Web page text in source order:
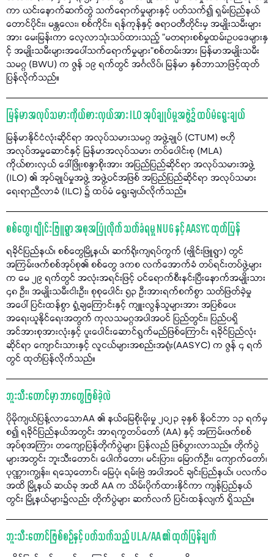
ကာ ယင်းနောက်ဆက်တွဲ သက်ရောက်မှုများနှင့် ပတ်သက်၍ ရှမ်းပြည်နယ်
တောင်ပိုင်း၊ မန္တလေး၊ စစ်ကိုင်း၊ ရန်ကုန်နှင့် ဧရာဝတီတိုင်းမှ အမျိုးသမီးများ
အား မေးမြန်းကာ လေ့လာသုံးသပ်ထားသည့် "မတရားစစ်မှုထမ်းဥပဒေများနှ
င့် အမျိုးသမီးများအပေါ်သက်ရောက်မှုများ"စစ်တမ်းအား မြန်မာအမျိုးသမီး
သမဂ္ဂ (BWU) က ဇွန် ၁၉ ရက်တွင် အင်္ဂလိပ်၊ မြန်မာ နှစ်ဘာသာဖြင့်ထုတ်
ပြန်လိုက်သည်။
မြန်မာအလုပ်သမားကိုယ်စားလှယ်အား ILO အုပ်ချုပ်မှုအဖွဲ့၌ ထပ်မံရွေးချယ်
မြန်မာနိုင်ငံလုံးဆိုင်ရာ အလုပ်သမားသမဂ္ဂ အဖွဲ့ချုပ် (CTUM) ဗဟို
အလုပ်အမှုဆောင်နှင့် မြန်မာအလုပ်သမား တပ်ပေါင်းစု (MLA)
ကိုယ်စားလှယ် ဒေါ်ဖြိုးစန္ဒာစိုးအား အပြည်ပြည်ဆိုင်ရာ အလုပ်သမားအဖွဲ့
(ILO) ၏ အုပ်ချုပ်မှုအဖွဲ့ အဖွဲ့ဝင်အဖြစ် အပြည်ပြည်ဆိုင်ရာ အလုပ်သမား
ရေးရာညီလာခံ (ILC) ၌ ထပ်မံ ရွေးချယ်လိုက်သည်။
စစ်တွေ၊ ဗျိုင်းဖြူရွာ အစုအပြုံလိုက် သတ်ခံရမှု NUG နှင့် AASYC ထုတ်ပြန်
ရခိုင်ပြည်နယ်၊ စစ်တွေမြို့နယ်၊ ဆက်ရိုးကျရပ်ကွက် (ဗျိုင်းဖြူရွာ) တွင်
အကြမ်းဖက်စစ်အုပ်စု၏ စစ်တွေ ဒကစ လက်အောက်ခံ တပ်ရင်းတပ်ဖွဲ့များ
က မေ ၂၉ ရက်တွင် အလုံးအရင်းဖြင့် ဝင်ရောက်စီးနင်းပြီးနောက်အမျိုးသား
၄၈ ဦး၊ အမျိုးသမီးငါးဦး၊ စုစုပေါင်း ၅၃ ဦးအားရက်စက်စွာ သတ်ဖြတ်ခဲ့မှု
အပေါ် ပြင်းထန်စွာ ရှုံ့ချကြောင်းနှင့် ကျူးလွန်သူများအား အပြစ်ပေး
အရေးယူနိုင်ရေးအတွက် ကုလသမဂ္ဂအပါအဝင် ပြည်တွင်း၊ ပြည်ပရှိ
အင်အားစုအားလုံးနှင့် ပူးပေါင်းဆောင်ရွက်မည်ဖြစ်ကြောင်း ရခိုင်ပြည်လုံး
ဆိုင်ရာ ကျောင်းသားနှင့် လူငယ်များအစည်းအရုံး(AASYC) က ဇွန် ၄ ရက်
တွင် ထုတ်ပြန်လိုက်သည်။
ဘူးသီးတောင်မှာ ဘာတွေဖြစ်ခဲ့လဲ
ပိုမိုကျယ်ပြန့်လာသောAA ၏ နယ်မြေစိုးမိုးမှု ၂၀၂၃ ခုနှစ် နိုဝင်ဘာ ၁၃ ရက်မှ
စ၍ ရခိုင်ပြည်နယ်အတွင်း အာရက္ခတပ်တော် (AA) နှင့် အကြမ်းဖက်စစ်
အုပ်စုအကြား တကျော့ပြန်တိုက်ပွဲများ ပြန်လည် ဖြစ်ပွားလာသည်။ တိုက်ပွဲ
များအတွင်း ဘူးသီးတောင်၊ ပေါက်တော၊ မင်းပြား၊ မြောက်ဦး၊ ကျောက်တော်၊
ပုဏ္ဏားကျွန်း၊ ရသေ့တောင်၊ မြေပုံ၊ ရမ်းဗြဲ အပါအဝင် ချင်းပြည်နယ်၊ ပလက်ဝ
အထိ မြို့နယ် ဆယ်ခု အထိ AA က သိမ်းပိုက်ထားနိုင်ကာ ကျန်ပြည်နယ်
တွင်း မြို့နယ်များ၌လည်း တိုက်ပွဲများ ဆက်လက် ပြင်းထန်လျက် ရှိသည်။
ဘူးသီးတောင်ဖြစ်စဉ်နှင့် ပတ်သက်သည့် ULA/AA ၏ ထုတ်ပြန်ချက်